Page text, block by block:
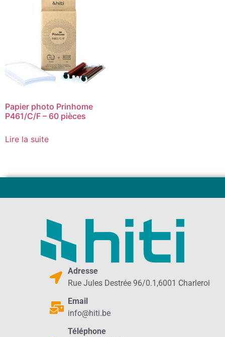
Papier photo Prinhome
P461/C/F – 60 pièces
Lire la suite
Adresse
Rue Jules Destrée 96/0.1,6001 Charleroi
Email
info@hiti.be
Téléphone